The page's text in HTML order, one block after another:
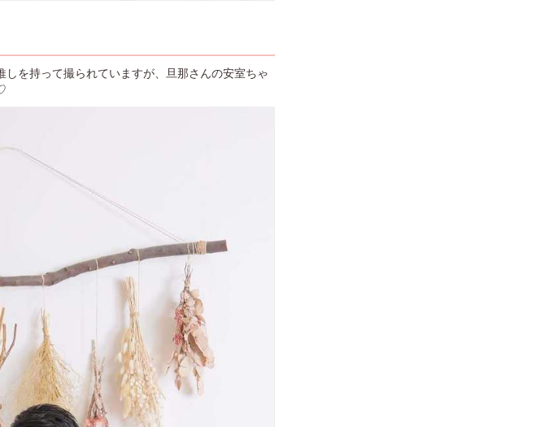
を持って撮られていますが、旦那さんの安室ちゃ